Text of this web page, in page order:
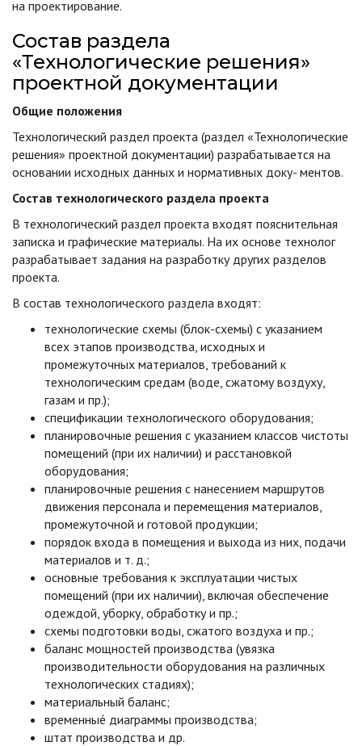
на проектирование.
Состав раздела
«Технологические решения»
проектной документации
Общие положения
Технологический раздел проекта (раздел «Технологические
решения» проектной документации) разрабатывается на
основании исходных данных и нормативных доку- ментов.
Состав технологического раздела проекта
В технологический раздел проекта входят пояснительная
записка и графические материалы. На их основе технолог
разрабатывает задания на разработку других разделов
проекта.
В состав технологического раздела входят:
технологические схемы (блок-схемы) с указанием
всех этапов производства, исходных и
промежуточных материалов, требований к
технологическим средам (воде, сжатому воздуху,
газам и пр.);
спецификации технологического оборудования;
планировочные решения с указанием классов чистоты
помещений (при их наличии) и расстановкой
оборудования;
планировочные решения с нанесением маршрутов
движения персонала и перемещения материалов,
промежуточной и готовой продукции;
порядок входа в помещения и выхода из них, подачи
материалов и т. д.;
основные требования к эксплуатации чистых
помещений (при их наличии), включая обеспечение
одеждой, уборку, обработку и пр.;
схемы подготовки воды, сжатого воздуха и пр.;
баланс мощностей производства (увязка
производительности оборудования на различных
технологических стадиях);
материальный баланс;
временные́ диаграммы производства;
штат производства и др.